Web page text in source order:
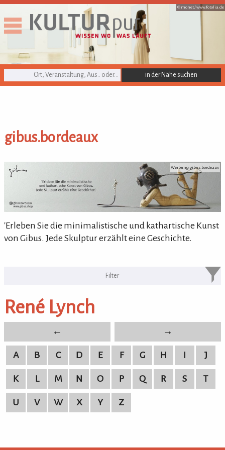
© monet /www.fotolia.de
KULTURpur Suche
gibus.bordeaux
gibus.bordeaux Werbung: gibus.bordeaux
'Erleben Sie die minimalistische und kathartische Kunst
von Gibus. Jede Skulptur erzählt eine Geschichte.
KULTURpur Bildende Künstler von
René Lynch
bildende Künstler von A-Z
← →
A B C D E F G H I J
K L M N O P Q R S T
U V W X Y Z